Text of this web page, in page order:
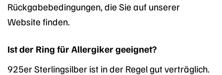
Rückgabebedingungen, die Sie auf unserer
Website finden.
Ist der Ring für Allergiker geeignet?
925er Sterlingsilber ist in der Regel gut verträglich.